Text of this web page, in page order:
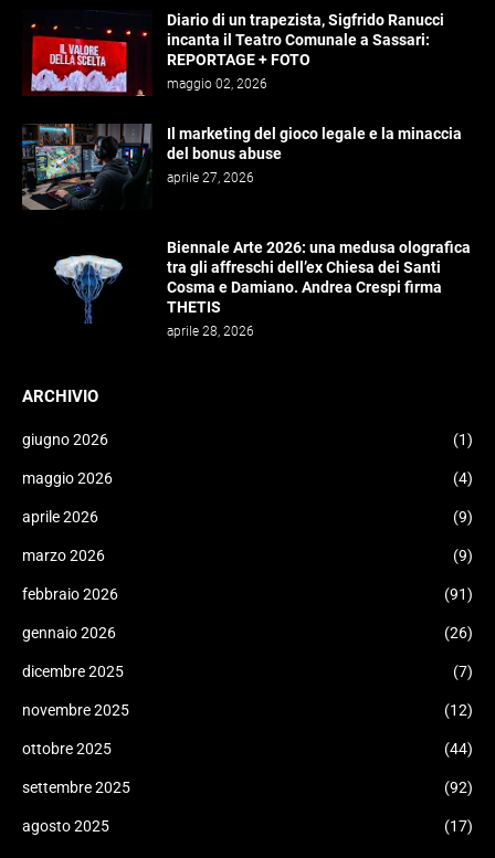
Diario di un trapezista, Sigfrido Ranucci
incanta il Teatro Comunale a Sassari:
REPORTAGE + FOTO
maggio 02, 2026
Il marketing del gioco legale e la minaccia
del bonus abuse
aprile 27, 2026
Biennale Arte 2026: una medusa olografica
tra gli affreschi dell’ex Chiesa dei Santi
Cosma e Damiano. Andrea Crespi firma
THETIS
aprile 28, 2026
ARCHIVIO
giugno 2026 (1)
maggio 2026 (4)
aprile 2026 (9)
marzo 2026 (9)
febbraio 2026 (91)
gennaio 2026 (26)
dicembre 2025 (7)
novembre 2025 (12)
ottobre 2025 (44)
settembre 2025 (92)
agosto 2025 (17)